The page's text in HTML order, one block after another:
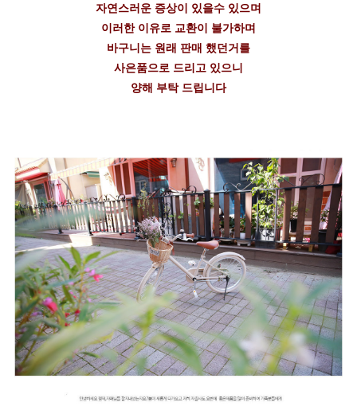
자연스러운 증상이 있을수 있으며
이러한 이유로 교환이 불가하며
바구니는 원래 판매 했던거를
사은품으로 드리고 있으니
양해 부탁 드립니다